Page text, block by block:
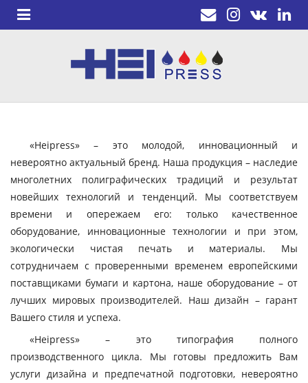
«Heipress» – это молодой, инновационный и
невероятно актуальный бренд. Наша продукция – наследие
многолетних полиграфических традиций и результат
новейших технологий и тенденций. Мы соответствуем
времени и опережаем его: только качественное
оборудование, инновационные технологии и при этом,
экологически чистая печать и материалы. Мы
сотрудничаем с проверенными временем европейскими
поставщиками бумаги и картона, наше оборудование – от
лучших мировых производителей. Наш дизайн – гарант
Вашего стиля и успеха.
«Heipress» – это типография полного
производственного цикла. Мы готовы предложить Вам
услуги дизайна и предпечатной подготовки, невероятно